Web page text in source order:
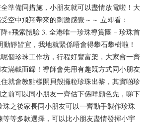
準備同措施，小朋友就可以盡情放電啦！大
空中飛翔帶來的刺激感覺～～ 立即看：
降+飛索體驗 3. 全港唯一珍珠導賞團 – 珍珠首
靜皆宜，我地就緊係唔會得攀石攀樹啦！
個珍珠工作坊，行程好豐富架，大家會一齊
滿載而歸！導師會先用有趣既方式同小朋友
就會教點樣開貝殼攞粒珍珠出黎，其實啲珍
前可以同小朋友一齊估下係咩顔色先，睇下
之後家長同小朋友可以一齊動手製作珍珠
等多款選擇，可以比小朋友盡情發揮小宇